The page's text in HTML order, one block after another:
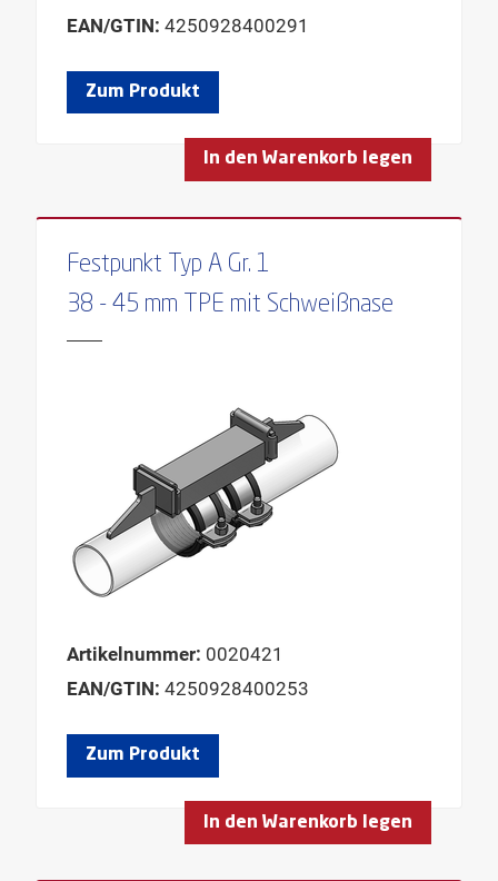
EAN/GTIN: 4250928400291
Zum Produkt
In den Warenkorb legen
Festpunkt Typ A Gr. 1
38 - 45 mm TPE mit Schweißnase
Artikelnummer: 0020421
EAN/GTIN: 4250928400253
Zum Produkt
In den Warenkorb legen